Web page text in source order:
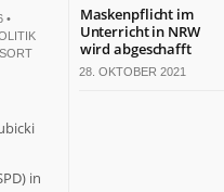
•
in
Maskenpflicht im
Unterricht in NRW
wird abgeschafft
28. OKTOBER 2021